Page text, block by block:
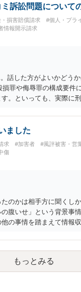
なされます。アカウント
ールに意見照会がなされ
うか。 →ケースバイケ
でしょう。裁判外であれ
訴訟問題について
損害賠償請求
#個人・プラ
情報開示請求
話した方がよいかどう
罪や侮辱罪の構成要件
。といっても、実際に
開示請求もできること
数ルートで開示請求が
用者からの口コミ投稿の
ている（ただし証拠によ
する）というケースが比
ました
求 #加害者
#風評被害・営
傷
のかは相手方に聞くし
腹いせ」という背景事
の事情を踏まえて情報
てしまったことで「答
うか。 相手方の動きに
ん。公開の場で回答す
することは事案の特定
もっとみる